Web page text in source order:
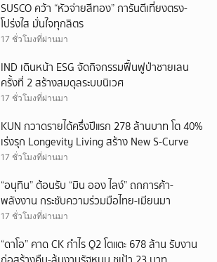
SUSCO คว้า “หัวจ่ายสีทอง” การันตีเที่ยงตรง-
โปร่งใส มั่นใจทุกลิตร
17 ชั่วโมงที่ผ่านมา
IND เดินหน้า ESG จัดกิจกรรมฟื้นฟูป่าชายเลน
ครั้งที่ 2 สร้างสมดุลระบบนิเวศ
17 ชั่วโมงที่ผ่านมา
KUN กวาดรายได้ครึ่งปีแรก 278 ล้านบาท โต 40%
เร่งรุก Longevity Living สร้าง New S-Curve
17 ชั่วโมงที่ผ่านมา
“อนุทิน” ต้อนรับ “มิน ออง ไลง์” ถกการค้า-
พลังงาน กระชับความร่วมมือไทย-เมียนมา
17 ชั่วโมงที่ผ่านมา
“ดาโอ” คาด CK กำไร Q2 โตแตะ 678 ล้าน รับงาน